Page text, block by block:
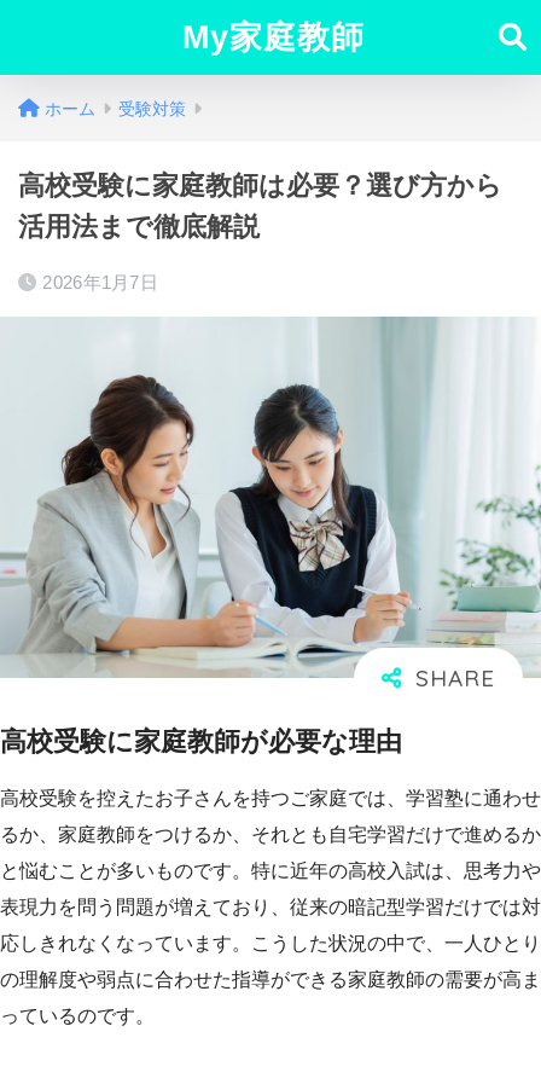
My家庭教師
ホーム 受験対策
高校受験に家庭教師は必要？選び方から
活用法まで徹底解説
2026年1月7日
高校受験に家庭教師が必要な理由
高校受験を控えたお子さんを持つご家庭では、学習塾に通わせ
るか、家庭教師をつけるか、それとも自宅学習だけで進めるか
と悩むことが多いものです。特に近年の高校入試は、思考力や
表現力を問う問題が増えており、従来の暗記型学習だけでは対
応しきれなくなっています。こうした状況の中で、一人ひとり
の理解度や弱点に合わせた指導ができる家庭教師の需要が高ま
っているのです。